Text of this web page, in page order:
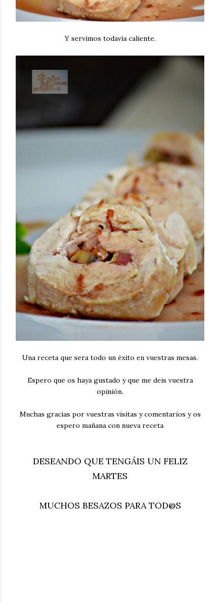
Y servimos todavía caliente.
Una receta que sera todo un éxito en vuestras mesas.
Espero que os haya gustado y que me deis vuestra
opinión.
Muchas gracias por vuestras visitas y comentarios y os
espero mañana con nueva receta
DESEANDO QUE TENGÁIS UN FELIZ
MARTES
MUCHOS BESAZOS PARA TOD@S